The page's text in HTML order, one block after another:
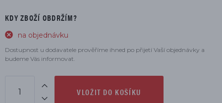
KDY ZBOŽÍ OBDRŽÍM?
na objednávku
Dostupnost u dodavatele prověříme ihned po přijetí Vaší objednávky a
budeme Vás informovat.
VLOŽIT DO KOŠÍKU